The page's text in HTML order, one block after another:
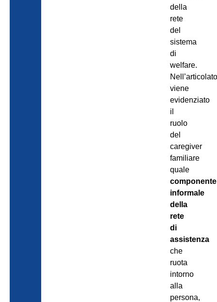
della
rete
del
sistema
di
welfare.
viene
evidenziato
il
ruolo
del
caregiver
familiare
quale
componente
informale
della
rete
di
assistenza
che
ruota
intorno
alla
persona,